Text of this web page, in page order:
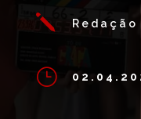
j Redação
}